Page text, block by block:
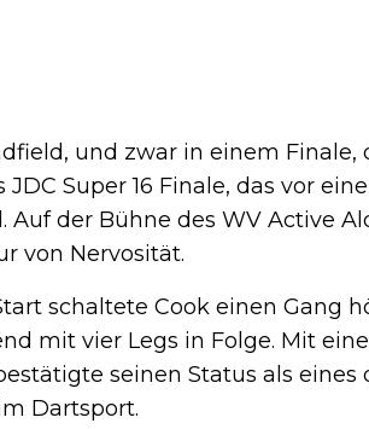
und zwar in einem
Super 16 Finale, das vor
der Bühne des WV Active
von Nervosität.
schaltete Cook einen Gang
mit vier Legs in Folge. Mit
seinen Status als eines
Dartsport.